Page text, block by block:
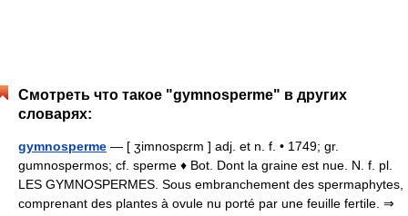
Смотреть что такое "gymnosperme" в других
словарях:
gymnosperme — [ ʒimnospɛrm ] adj. et n. f. • 1749; gr.
gumnospermos; cf. sperme ♦ Bot. Dont la graine est nue. N. f. pl.
LES GYMNOSPERMES. Sous embranchement des spermaphytes,
comprenant des plantes à ovule nu porté par une feuille fertile. ⇒